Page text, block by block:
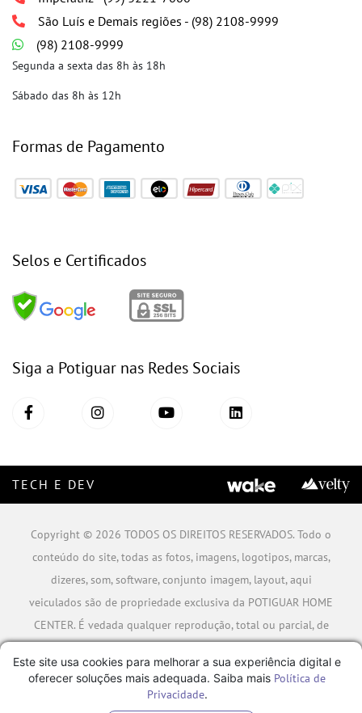
São Luís e Demais regiões - (98) 2108-9999
(98) 2108-9999
Segunda a sexta das 8h às 18h
Sábado das 8h às 12h
Formas de Pagamento
Selos e Certificados
Siga a Potiguar nas Redes Sociais
TECH E DEV
Copyright © 2026 TODOS OS DIREITOS RESERVADOS. Todo o
conteúdo do site, todas as fotos, imagens, logotipos, marcas,
dizeres, som, software, conjunto imagem, layout, aqui
veiculados são de propriedade exclusiva da POTIGUAR HOME
CENTER. É vedada qualquer reprodução, total ou parcial, de
A violação de qualquer direito mencionado implicará na
responsabilização cível e criminal nos termos da Lei.
Este site usa cookies para melhorar a sua experiência digital e
oferecer soluções mais adequada. Saiba mais Política de
Privacidade.